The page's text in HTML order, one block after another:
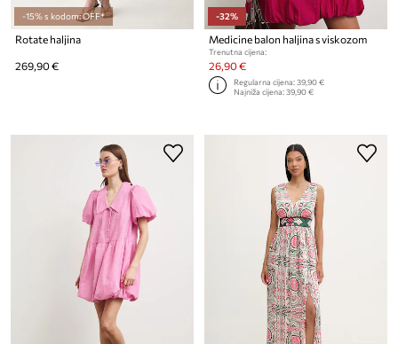
-15% s kodom: OFF*
Rotate haljina
269,90 €
-32%
Medicine balon haljina s viskozom
Trenutna cijena:
26,90 €
Regularna cijena:39,90 €
Najniža cijena:39,90 €